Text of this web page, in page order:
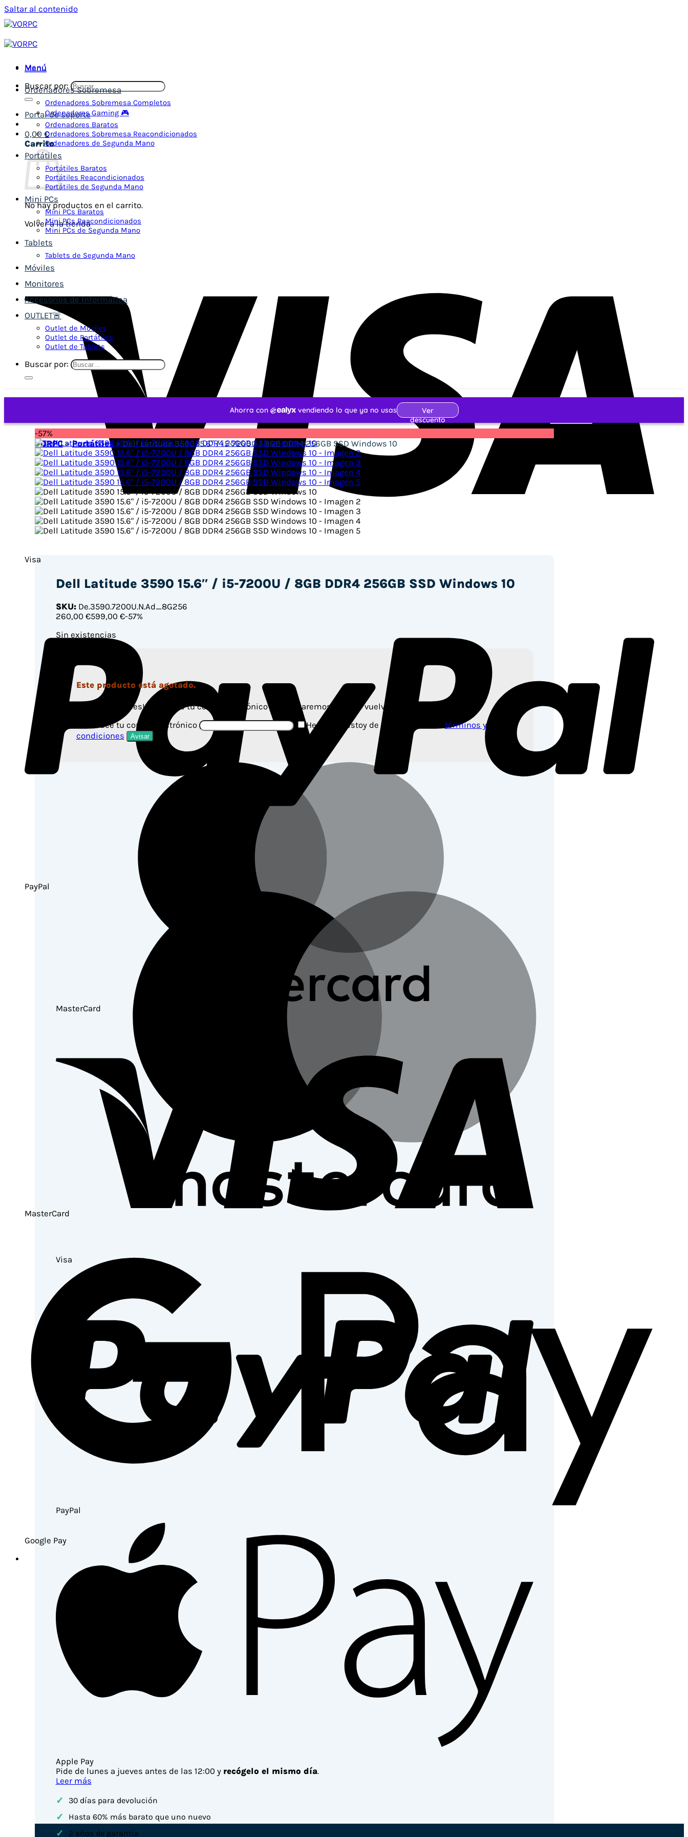
Saltar al contenido
Menú
Buscar por:
Portal de soporte
0,00 €
Carrito
No hay productos en el carrito.
Volver a la tienda
Visa
PayPal
MasterCard
Google Pay
Menú
Ordenadores Sobremesa
Ordenadores Sobremesa Completos
Ordenadores Gaming 🎮
Ordenadores Baratos
Ordenadores Sobremesa Reacondicionados
Ordenadores de Segunda Mano
Portátiles
Portátiles Baratos
Portátiles Reacondicionados
Portátiles de Segunda Mano
Mini PCs
Mini PCs Baratos
Mini PCs Reacondicionados
Mini PCs de Segunda Mano
Tablets
Tablets de Segunda Mano
Móviles
Monitores
Accesorios de Informática
OUTLET🚨
Outlet de Móviles
Outlet de Portátiles
Outlet de Tablets
Buscar por:
VORPC » Portátiles » Dell Latitude 3590 15.6″ / i5-7200U / 8GB DDR4 256GB SSD Windows 10
-57%
Dell Latitude 3590 15.6″ / i5-7200U / 8GB DDR4 256GB SSD Windows 10
SKU:De.3590.7200U.N.Ad_8G256
260,00 €599,00 €-57%
Sin existencias
Este producto está agotado.
¡No te preocupes! Introduce tu correo electrónico y te avisaremos cuando vuelva a estar disponible.
Introduce tu correo electrónico
He leído y estoy de acuerdo con los términos y
condiciones
MasterCard
Visa
PayPal
Apple Pay
Pide de lunes a jueves antes de las 12:00 y recógelo el mismo día.
Leer más
✓ 30 días para devolución
✓ Hasta 60% más barato que uno nuevo
✓ 2 años de garantía